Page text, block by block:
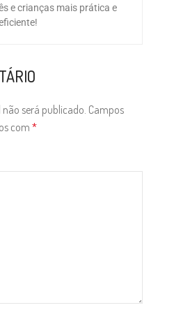
e crianças mais prática e
não será publicado. Campos
com *